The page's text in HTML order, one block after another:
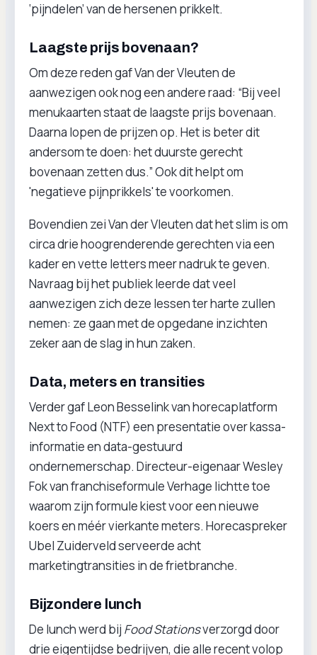
‘pijndelen’ van de hersenen prikkelt.
Laagste prijs bovenaan?
Om deze reden gaf Van der Vleuten de
aanwezigen ook nog een andere raad: “Bij veel
menukaarten staat de laagste prijs bovenaan.
Daarna lopen de prijzen op. Het is beter dit
andersom te doen: het duurste gerecht
bovenaan zetten dus.” Ook dit helpt om
'negatieve pijnprikkels' te voorkomen.
Bovendien zei Van der Vleuten dat het slim is om
circa drie hoogrenderende gerechten via een
kader en vette letters meer nadruk te geven.
Navraag bij het publiek leerde dat veel
aanwezigen zich deze lessen ter harte zullen
nemen: ze gaan met de opgedane inzichten
zeker aan de slag in hun zaken.
Data, meters en transities
Verder gaf Leon Besselink van horecaplatform
Next to Food (NTF) een presentatie over kassa-
informatie en data-gestuurd
ondernemerschap. Directeur-eigenaar Wesley
Fok van franchiseformule Verhage lichtte toe
waarom zijn formule kiest voor een nieuwe
koers en méér vierkante meters. Horecaspreker
Ubel Zuiderveld serveerde acht
marketingtransities in de frietbranche.
Bijzondere lunch
De lunch werd bij Food Stationsverzorgd door
drie eigentijdse bedrijven, die alle recent volop